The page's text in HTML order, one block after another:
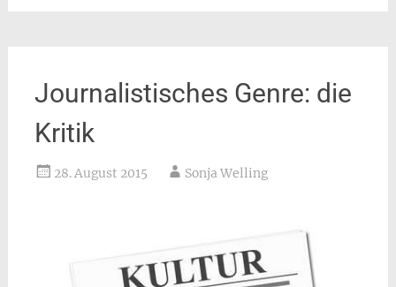
Journalistisches Genre: die
Kritik
28. August 2015 Sonja Welling